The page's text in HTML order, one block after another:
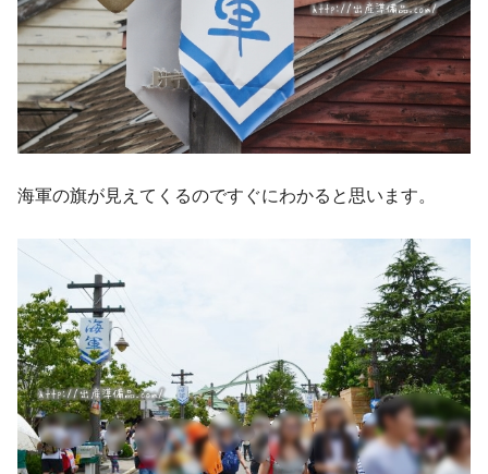
海軍の旗が見えてくるのですぐにわかると思います。